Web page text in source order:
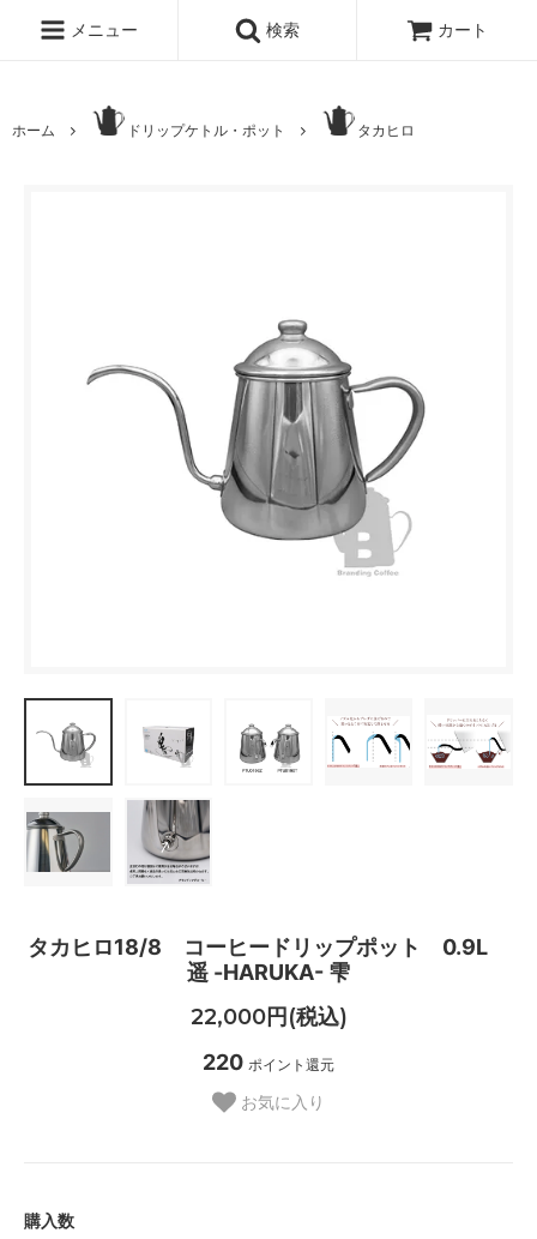
メニュー 検索 カート
ホーム ドリップケトル・ポット タカヒロ
タカヒロ18/8 コーヒードリップポット 0.9L
遥 -HARUKA- 雫
22,000円(税込)
220 ポイント還元
お気に入り
購入数